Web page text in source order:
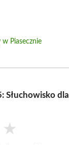
Piasecznie
Słuchowisko
★